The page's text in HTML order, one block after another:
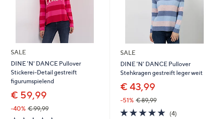
SALE
DINE 'N' DANCE Pullover
Stickerei-Detail gestreift
figurumspielend
€ 59,99
-40% € 99,99
SALE
DINE 'N' DANCE Pullover
Stehkragen gestreift leger weit
€ 43,99
-51% € 89,99
5.0
(4)4